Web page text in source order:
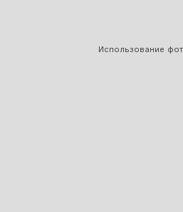
Использование